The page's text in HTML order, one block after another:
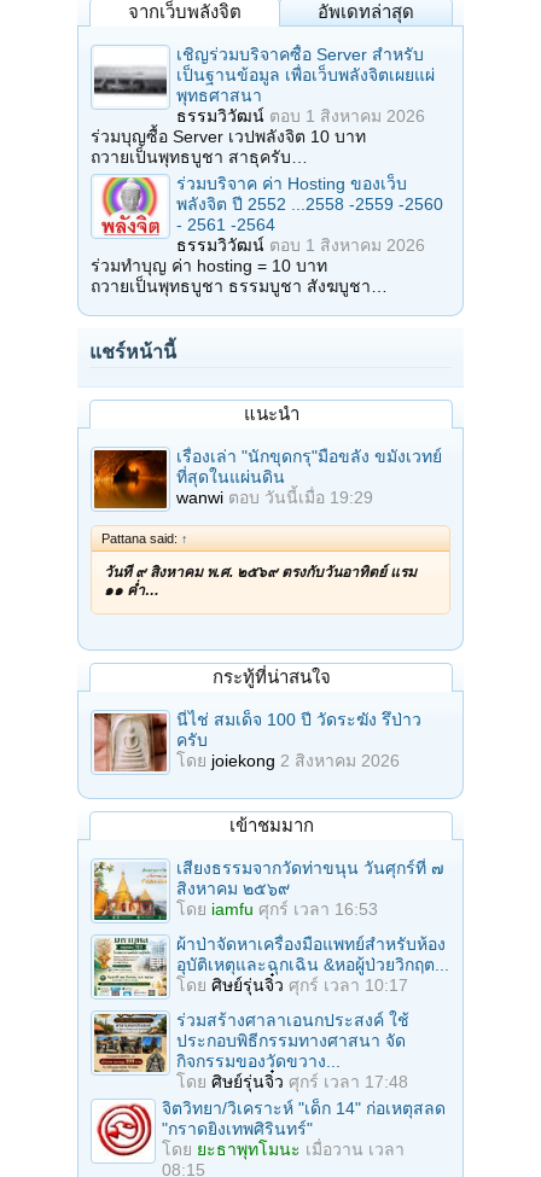
จากเว็บพลังจิต อัพเดทล่าสุด
เชิญร่วมบริจาคซื้อ Server สำหรับ
เป็นฐานข้อมูล เพื่อเว็บพลังจิตเผยแผ่
พุทธศาสนา
ธรรมวิวัฒน์ ตอบ 1 สิงหาคม 2026
ร่วมบุญซื้อ Server เวปพลังจิต 10 บาท
ถวายเป็นพุทธบูชา สาธุครับ…
ร่วมบริจาค ค่า Hosting ของเว็บ
พลังจิต ปี 2552 ...2558 -2559 -2560
- 2561 -2564
ธรรมวิวัฒน์ ตอบ 1 สิงหาคม 2026
ร่วมทำบุญ ค่า hosting = 10 บาท
ถวายเป็นพุทธบูชา ธรรมบูชา สังฆบูชา…
แชร์หน้านี้
แนะนำ
เรื่องเล่า "นักขุดกรุ"มือขลัง ขมังเวทย์
ที่สุดในแผ่นดิน
wanwi ตอบ วันนี้เมื่อ 19:29
Pattana said: ↑
วันที่ ๙ สิงหาคม พ.ศ. ๒๕๖๙ ตรงกับวันอาทิตย์ แรม
๑๑ ค่ำ…
กระทู้ที่น่าสนใจ
นี่ไช่ สมเด็จ 100 ปี วัดระฆัง รึป่าว
ครับ
โดย joiekong 2 สิงหาคม 2026
เข้าชมมาก
เสียงธรรมจากวัดท่าขนุน วันศุกร์ที่ ๗
สิงหาคม ๒๕๖๙
โดย iamfu ศุกร์ เวลา 16:53
ผ้าป่าจัดหาเครื่องมือแพทย์สำหรับห้อง
อุบัติเหตุและฉุกเฉิน &หอผู้ป่วยวิกฤต...
โดย ศิษย์รุ่นจิ๋ว ศุกร์ เวลา 10:17
ร่วมสร้างศาลาเอนกประสงค์ ใช้
ประกอบพิธีกรรมทางศาสนา จัด
กิจกรรมของวัดขวาง...
โดย ศิษย์รุ่นจิ๋ว ศุกร์ เวลา 17:48
จิตวิทยา/วิเคราะห์ "เด็ก 14" ก่อเหตุสลด
"กราดยิงเทพศิรินทร์"
โดย ยะธาพุทโมนะ เมื่อวาน เวลา
08:15